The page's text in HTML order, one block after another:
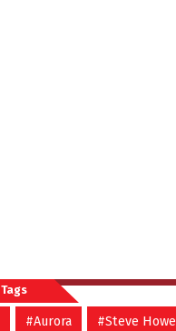
Tags
#Aurora #Steve Howe